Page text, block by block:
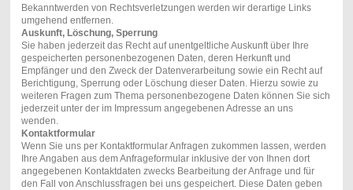
Bekanntwerden von Rechtsverletzungen werden wir derartige Links
umgehend entfernen.
Auskunft, Löschung, Sperrung
Sie haben jederzeit das Recht auf unentgeltliche Auskunft über Ihre
gespeicherten personenbezogenen Daten, deren Herkunft und
Empfänger und den Zweck der Datenverarbeitung sowie ein Recht auf
Berichtigung, Sperrung oder Löschung dieser Daten. Hierzu sowie zu
weiteren Fragen zum Thema personenbezogene Daten können Sie sich
jederzeit unter der im Impressum angegebenen Adresse an uns
wenden.
Kontaktformular
Wenn Sie uns per Kontaktformular Anfragen zukommen lassen, werden
Ihre Angaben aus dem Anfrageformular inklusive der von Ihnen dort
angegebenen Kontaktdaten zwecks Bearbeitung der Anfrage und für
den Fall von Anschlussfragen bei uns gespeichert. Diese Daten geben